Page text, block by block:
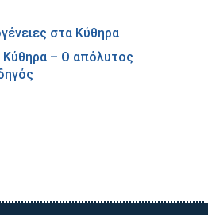
στα Κύθηρα
– Ο απόλυτος